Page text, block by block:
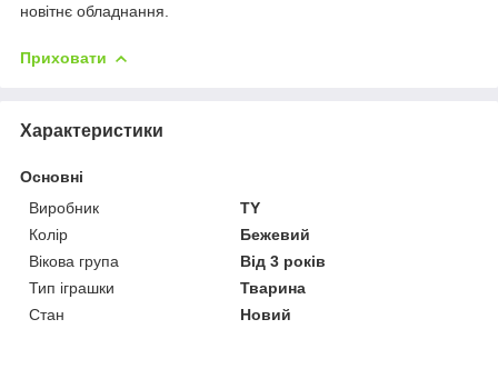
новітнє обладнання.
Приховати
Характеристики
Основні
Виробник
TY
Колір
Бежевий
Вікова група
Від 3 років
Тип іграшки
Тварина
Стан
Новий